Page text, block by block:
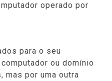
operado por
para o seu
ou domínio
mas por uma outra